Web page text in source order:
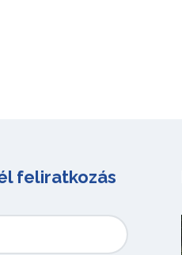
feliratkozás